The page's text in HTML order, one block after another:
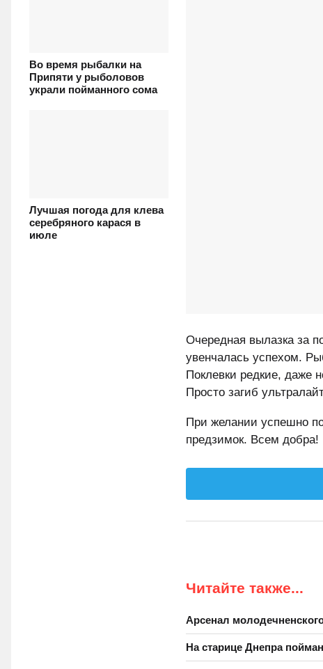
Во время рыбалки на
Припяти у рыболовов
украли пойманного сома
Лучшая погода для клева
серебряного карася в
июле
Очередная вылазка за
увенчалась успехом.
Поклевки редкие, даже
Просто загиб
При желании успешно
предзимок. Всем добра!
Читайте также...
Арсенал
На старице Днепра